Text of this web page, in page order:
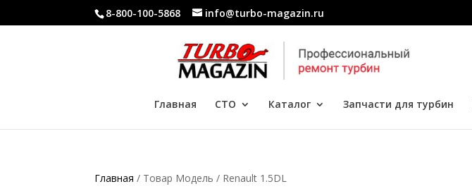
8-800-100-5868 info@turbo-magazin.ru
Главная СТО Каталог Запчасти для турбин
Главная / Товар Модель / Renault 1.5DL